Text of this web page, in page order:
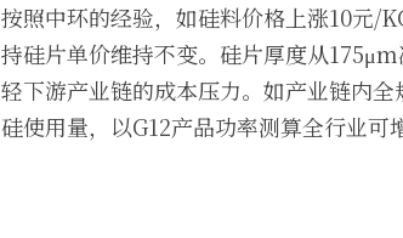
按照中环的经验，如硅料价格上涨10元/
持硅片单价维持不变。硅片厚度从
轻下游产业链的成本压力。如产业链内
硅使用量，以G12产品功率测算全行业可